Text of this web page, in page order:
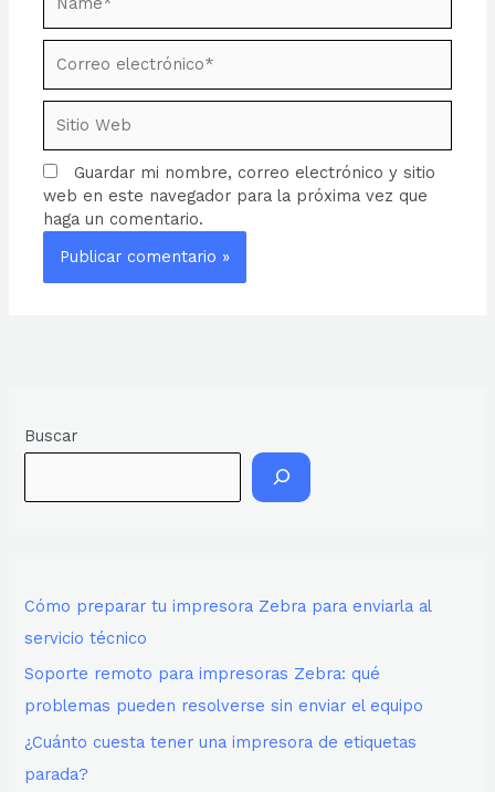
electrónico*
Web
Guardar mi nombre, correo electrónico y sitio
web en este navegador para la próxima vez que
haga un comentario.
Buscar
Cómo preparar tu impresora Zebra para enviarla al
servicio técnico
Soporte remoto para impresoras Zebra: qué
problemas pueden resolverse sin enviar el equipo
¿Cuánto cuesta tener una impresora de etiquetas
parada?